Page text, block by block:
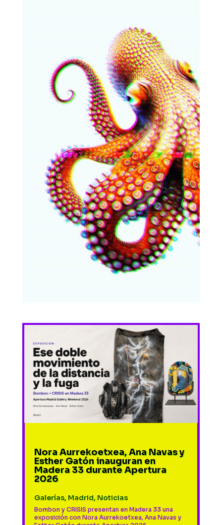
Nora Aurrekoetxea, Ana Navas y
Esther Gatón inauguran en
Madera 33 durante Apertura
2026
Galerías, Madrid, Noticias
Bombon y CRISIS presentan en Madera 33 una
exposición con Nora Aurrekoetxea, Ana Navas y